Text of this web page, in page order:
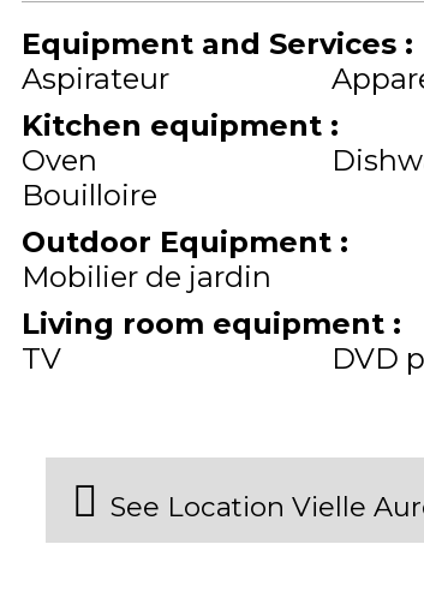
Equipment and Services :
Aspirateur
Kitchen equipment :
Oven
Bouilloire
Outdoor Equipment :
Mobilier de jardin
Living room equipment :
TV
DVD
See Location Vielle